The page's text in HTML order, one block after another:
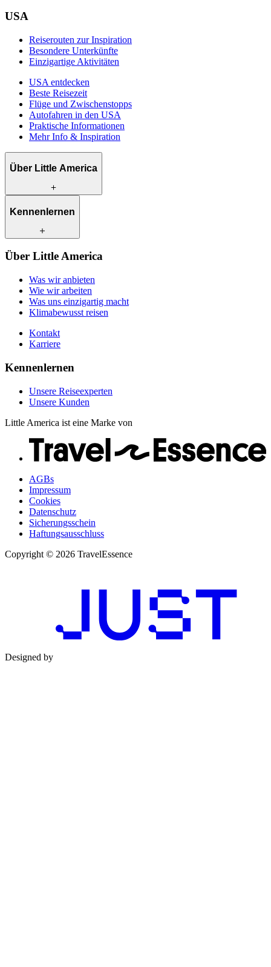
USA
Reiserouten zur Inspiration
Besondere Unterkünfte
Einzigartige Aktivitäten
USA entdecken
Beste Reisezeit
Flüge und Zwischenstopps
Autofahren in den USA
Praktische Informationen
Mehr Info & Inspiration
Über Little America
Was wir anbieten
Was uns einzigartig macht
Kontakt
Karriere
Kennenlernen
Unsere Reiseexperten
Über Little America
Was wir anbieten
Wie wir arbeiten
Was uns einzigartig macht
Klimabewusst reisen
Kontakt
Karriere
Kennenlernen
Unsere Reiseexperten
Unsere Kunden
Little America ist eine Marke von
AGBs
Impressum
Cookies
Datenschutz
Sicherungsschein
Haftungsausschluss
Copyright © 2026 TravelEssence
Designed by